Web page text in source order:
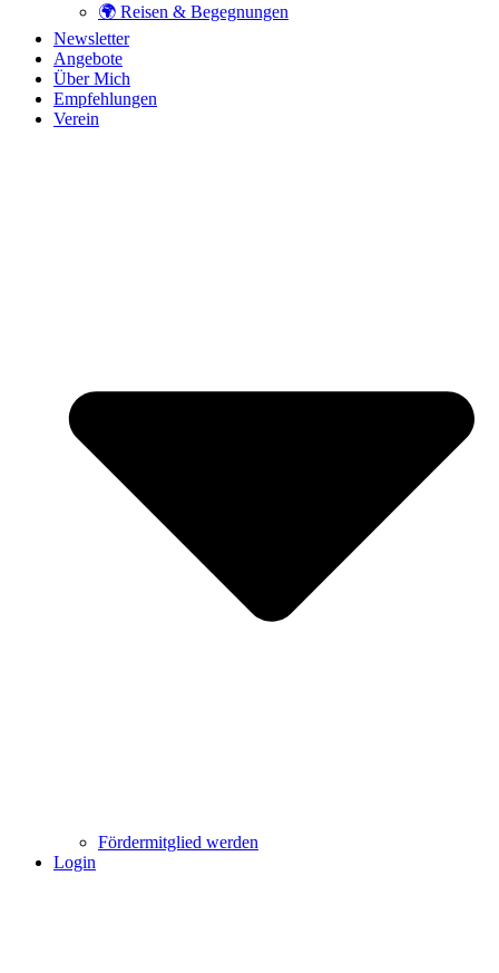
🌍 Reisen & Begegnungen
Newsletter
Angebote
Über Mich
Empfehlungen
Verein
Fördermitglied werden
Login